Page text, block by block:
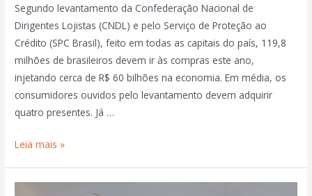
Segundo levantamento da Confederação Nacional de
Dirigentes Lojistas (CNDL) e pelo Serviço de Proteção ao
Crédito (SPC Brasil), feito em todas as capitais do país, 119,8
milhões de brasileiros devem ir às compras este ano,
injetando cerca de R$ 60 bilhões na economia. Em média, os
consumidores ouvidos pelo levantamento devem adquirir
quatro presentes. Já …
Leia mais »